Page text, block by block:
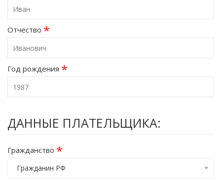
Отчество *
Год рождения *
ДАННЫЕ ПЛАТЕЛЬЩИКА:
Гражданство *
Гражданин РФ